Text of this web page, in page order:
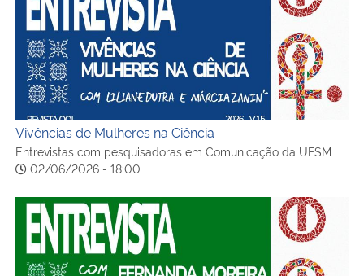
Vivências de Mulheres na Ciência
Entrevistas com pesquisadoras em Comunicação da UFSM
02/06/2026 - 18:00
Mulheres que Escrevem a Cidade